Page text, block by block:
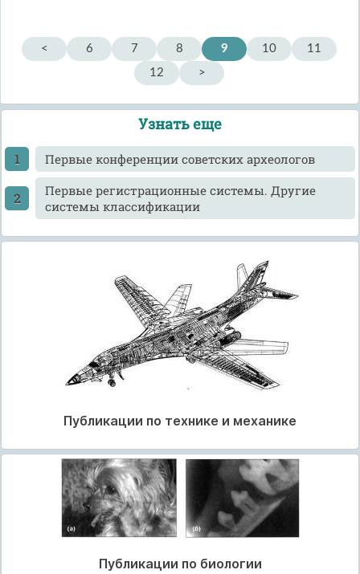
< 6 7 8 9 10
11
12
>
Узнать еще
Первые конференции советских археологов
Первые регистрационные системы. Другие
системы классификации
Публикации по технике и механике
Публикации по биологии